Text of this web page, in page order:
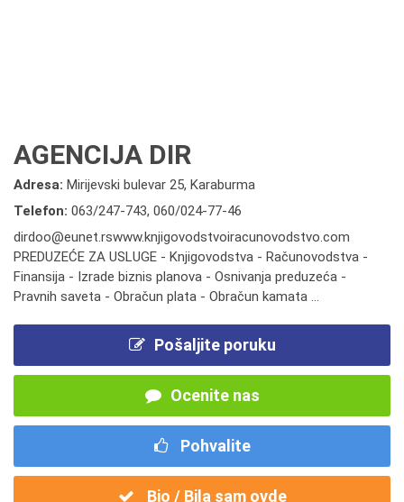
AGENCIJA DIR
Adresa: Mirijevski bulevar 25, Karaburma
Telefon: 063/247-743, 060/024-77-46
dirdoo@eunet.rswww.knjigovodstvoiracunovodstvo.com
PREDUZEĆE ZA USLUGE - Knjigovodstva - Računovodstva -
Finansija - Izrade biznis planova - Osnivanja preduzeća -
Pravnih saveta - Obračun plata - Obračun kamata ...
Pošaljite poruku
Ocenite nas
Pohvalite
Bio / Bila sam ovde